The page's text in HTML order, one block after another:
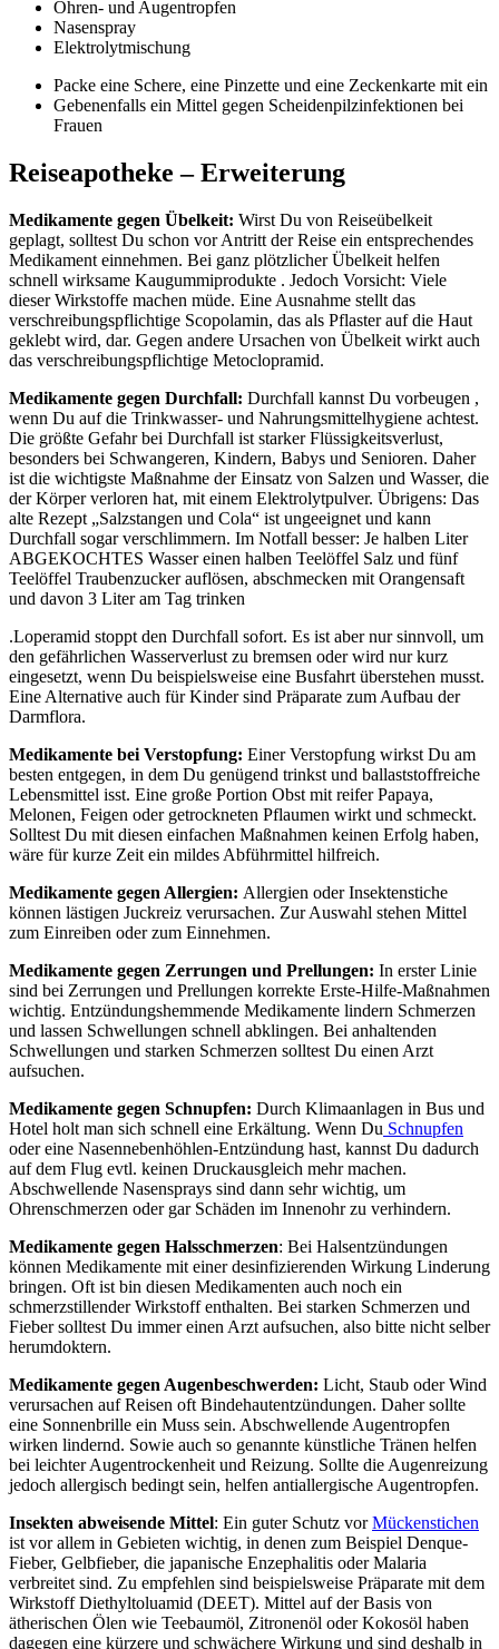
Ohren- und Augentropfen
Nasenspray
Elektrolytmischung
Packe eine Schere, eine Pinzette und eine Zeckenkarte mit ein
Gebenenfalls ein Mittel gegen Scheidenpilzinfektionen bei
Frauen
Reiseapotheke – Erweiterung
Medikamente gegen Übelkeit: Wirst Du von Reiseübelkeit
geplagt, solltest Du schon vor Antritt der Reise ein entsprechendes
Medikament einnehmen. Bei ganz plötzlicher Übelkeit helfen
schnell wirksame Kaugummiprodukte . Jedoch Vorsicht: Viele
dieser Wirkstoffe machen müde. Eine Ausnahme stellt das
verschreibungspflichtige Scopolamin, das als Pflaster auf die Haut
geklebt wird, dar. Gegen andere Ursachen von Übelkeit wirkt auch
das verschreibungspflichtige Metoclopramid.
Medikamente gegen Durchfall: Durchfall kannst Du vorbeugen ,
wenn Du auf die Trinkwasser- und Nahrungsmittelhygiene achtest.
Die größte Gefahr bei Durchfall ist starker Flüssigkeitsverlust,
besonders bei Schwangeren, Kindern, Babys und Senioren. Daher
ist die wichtigste Maßnahme der Einsatz von Salzen und Wasser, die
der Körper verloren hat, mit einem Elektrolytpulver. Übrigens: Das
alte Rezept „Salzstangen und Cola“ ist ungeeignet und kann
Durchfall sogar verschlimmern. Im Notfall besser: Je halben Liter
ABGEKOCHTES Wasser einen halben Teelöffel Salz und fünf
Teelöffel Traubenzucker auflösen, abschmecken mit Orangensaft
und davon 3 Liter am Tag trinken
.Loperamid stoppt den Durchfall sofort. Es ist aber nur sinnvoll, um
den gefährlichen Wasserverlust zu bremsen oder wird nur kurz
eingesetzt, wenn Du beispielsweise eine Busfahrt überstehen musst.
Eine Alternative auch für Kinder sind Präparate zum Aufbau der
Darmflora.
Medikamente bei Verstopfung: Einer Verstopfung wirkst Du am
besten entgegen, in dem Du genügend trinkst und ballaststoffreiche
Lebensmittel isst. Eine große Portion Obst mit reifer Papaya,
Melonen, Feigen oder getrockneten Pflaumen wirkt und schmeckt.
Solltest Du mit diesen einfachen Maßnahmen keinen Erfolg haben,
wäre für kurze Zeit ein mildes Abführmittel hilfreich.
Medikamente gegen Allergien: Allergien oder Insektenstiche
können lästigen Juckreiz verursachen. Zur Auswahl stehen Mittel
zum Einreiben oder zum Einnehmen.
Medikamente gegen Zerrungen und Prellungen: In erster Linie
sind bei Zerrungen und Prellungen korrekte Erste-Hilfe-Maßnahmen
wichtig. Entzündungshemmende Medikamente lindern Schmerzen
und lassen Schwellungen schnell abklingen. Bei anhaltenden
Schwellungen und starken Schmerzen solltest Du einen Arzt
aufsuchen.
Medikamente gegen Schnupfen: Durch Klimaanlagen in Bus und
Hotel holt man sich schnell eine Erkältung. Wenn Du Schnupfen
oder eine Nasennebenhöhlen-Entzündung hast, kannst Du dadurch
auf dem Flug evtl. keinen Druckausgleich mehr machen.
Abschwellende Nasensprays sind dann sehr wichtig, um
Ohrenschmerzen oder gar Schäden im Innenohr zu verhindern.
Medikamente gegen Halsschmerzen: Bei Halsentzündungen
können Medikamente mit einer desinfizierenden Wirkung Linderung
bringen. Oft ist bin diesen Medikamenten auch noch ein
schmerzstillender Wirkstoff enthalten. Bei starken Schmerzen und
Fieber solltest Du immer einen Arzt aufsuchen, also bitte nicht selber
herumdoktern.
Medikamente gegen Augenbeschwerden: Licht, Staub oder Wind
verursachen auf Reisen oft Bindehautentzündungen. Daher sollte
eine Sonnenbrille ein Muss sein. Abschwellende Augentropfen
wirken lindernd. Sowie auch so genannte künstliche Tränen helfen
bei leichter Augentrockenheit und Reizung. Sollte die Augenreizung
jedoch allergisch bedingt sein, helfen antiallergische Augentropfen.
Insekten abweisende Mittel: Ein guter Schutz vorMückenstichen
ist vor allem in Gebieten wichtig, in denen zum Beispiel Denque-
Fieber, Gelbfieber, die japanische Enzephalitis oder Malaria
verbreitet sind. Zu empfehlen sind beispielsweise Präparate mit dem
Wirkstoff Diethyltoluamid (DEET). Mittel auf der Basis von
ätherischen Ölen wie Teebaumöl, Zitronenöl oder Kokosöl haben
dagegen eine kürzere und schwächere Wirkung und sind deshalb in